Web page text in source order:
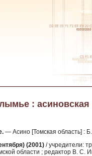
: асиновская
— Асино [Томская область] :
(2001) / учредители:
области ; редактор В. С.